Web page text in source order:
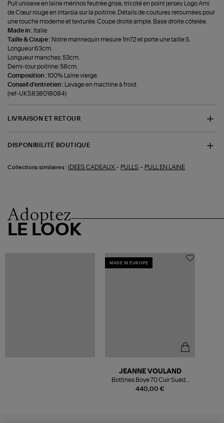
Pull unisexe en laine mérinos feutrée grise, tricoté en point jersey. Logo Ami
de Cœur rouge en intarsia sur la poitrine. Détails de coutures retournées pour
une touche moderne et texturée. Coupe droite ample. Base droite côtelée.
Made in : Italie.
Taille & Coupe : Notre mannequin mesure 1m72 et porte une taille S.
Longueur:63cm.
Longueur manches: 53cm.
Demi-tour poitrine: 58cm.
Composition :100% Laine vierge.
Conseil d'entretien :
Lavage en machine à froid.
(ref-UKS838018084)
LIVRAISON ET RETOUR
DISPONIBILITÉ BOUTIQUE
Collections similaires : IDEES CADEAUX - PULLS - PULL EN LAINE
Adoptez
LE LOOK
MADE IN EUROPE
440,00 €
JEANNE VOULAND
Bottines Boye 70 Cuir Suédé
Noir